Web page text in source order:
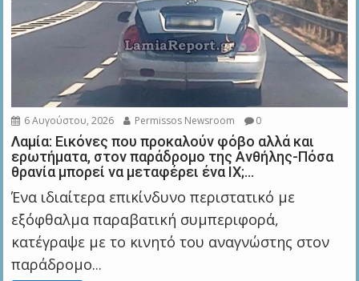
6 Αυγούστου, 2026 Permissos Newsroom 0
Λαμία: Εικόνες που προκαλούν φόβο αλλά και
ερωτήματα, στον παράδρομο της Ανθήλης-Πόσα
θρανία μπορεί να μεταφέρει ένα ΙΧ;…
Ένα ιδιαίτερα επικίνδυνο περιστατικό με
εξόφθαλμα παραβατική συμπεριφορά,
κατέγραψε με το κινητό του αναγνώστης στον
παράδρομο...